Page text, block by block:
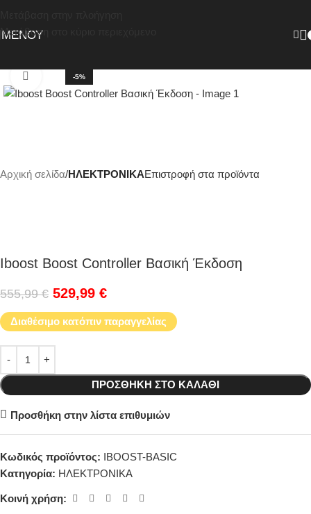
Μετάβαση στο κύριο περιεχόμενο
ΜΕΝΟΎ
-5%
Κάντε κλικ για μεγέθυνση
Αρχική σελίδα ΗΛΕΚΤΡΟΝΙΚΑΕπιστροφή στα προϊόντα
Iboost Boost Controller Βασική Έκδοση
555,99€ 529,99 €
Διαθέσιμο κατόπιν παραγγελίας
ΠΡΟΣΘΉΚΗ ΣΤΟ ΚΑΛΆΘΙ
Προσθήκη στην λίστα επιθυμιών
Κωδικός προϊόντος: IBOOST-BASIC
Κατηγορία: ΗΛΕΚΤΡΟΝΙΚΑ
Κοινή χρήση: